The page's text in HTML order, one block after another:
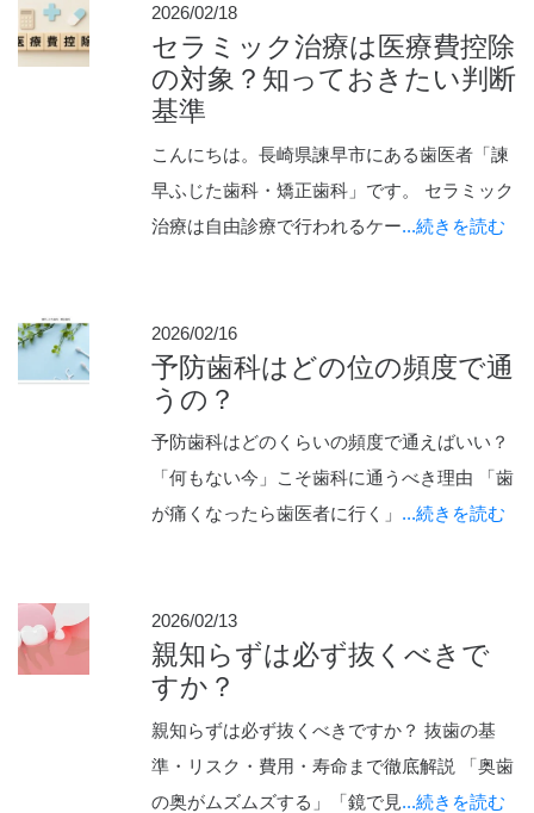
2026/02/18
セラミック治療は医療費控除
の対象？知っておきたい判断
基準
こんにちは。長崎県諫早市にある歯医者「諫
早ふじた歯科・矯正歯科」です。 セラミック
治療は自由診療で行われるケー...続きを読む
2026/02/16
予防歯科はどの位の頻度で通
うの？
予防歯科はどのくらいの頻度で通えばいい？
「何もない今」こそ歯科に通うべき理由 「歯
が痛くなったら歯医者に行く」 ...続きを読む
2026/02/13
親知らずは必ず抜くべきで
すか？
親知らずは必ず抜くべきですか？ 抜歯の基
準・リスク・費用・寿命まで徹底解説 「奥歯
の奥がムズムズする」「鏡で見...続きを読む